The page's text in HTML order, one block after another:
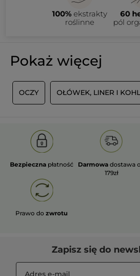
100% ekstrakty
roślinne
60
pól
Pokaż więcej
OCZY OŁÓWEK, LINER I KOHL
Bezpieczna płatność Darmowa dostawa
179zł
Prawo dozwrotu
Zapisz się do